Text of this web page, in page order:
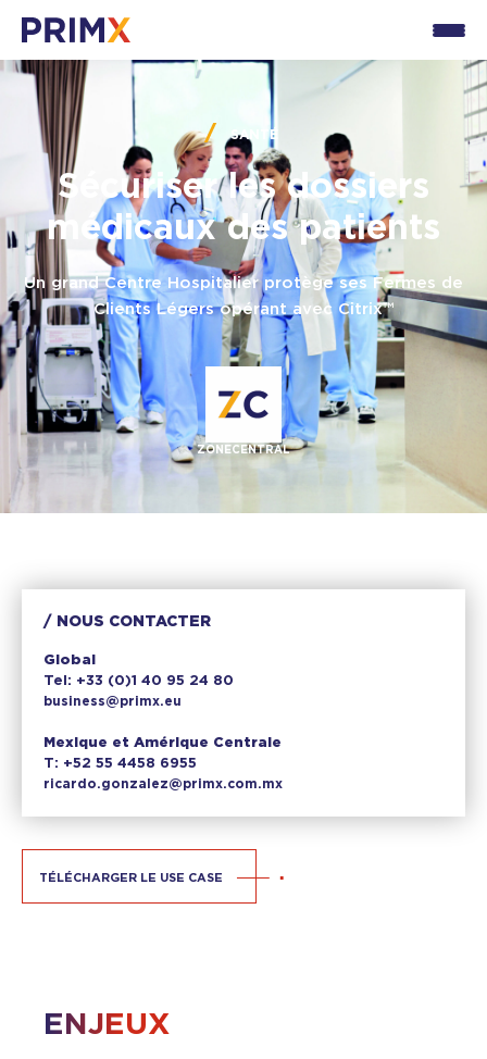
SANTÉ
Sécuriser les dossiers
médicaux des patients
Un grand Centre Hospitalier protège ses Fermes de
Clients Légers opérant avec Citrix™
ZONECENTRAL
ENJEUX
NOUS CONTACTER
Global
Tel: +33 (0)1 40 95 24 80
business@primx.eu
Mexique et Amérique Centrale
T: +52 55 4458 6955
ricardo.gonzalez@primx.com.mx
TÉLÉCHARGER LE USE CASE